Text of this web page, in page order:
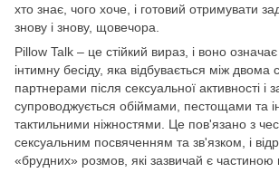
хто знає, чого хоче, і готовий отримувати
знову і знову, щовечора.
Pillow Talk – це стійкий вираз, і воно
інтимну бесіду, яка відбувається між двома
партнерами після сексуальної активності і
супроводжується обіймами, пестощами та
тактильними ніжностями. Це пов'язано з
сексуальним посвяченням та зв'язком, і
«брудних» розмов, які зазвичай є частиною